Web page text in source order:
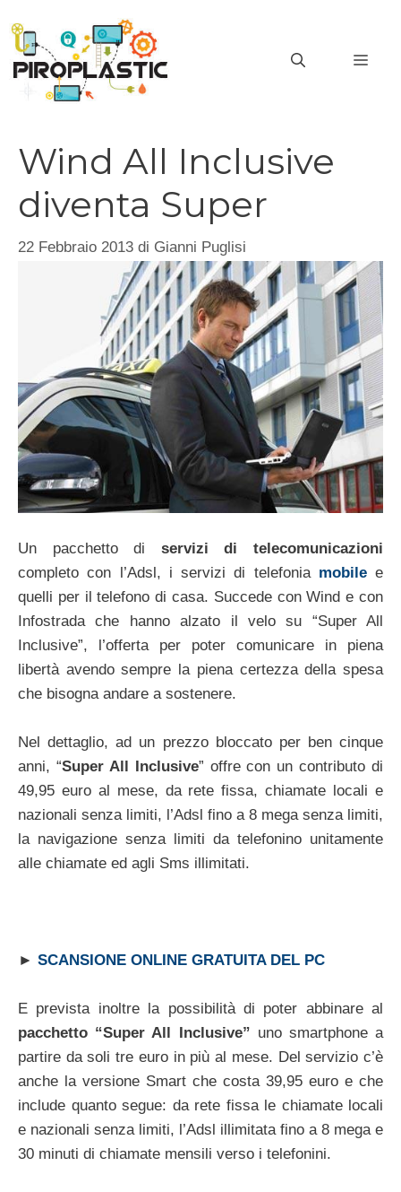
contenuto
Wind All Inclusive
diventa Super
22 Febbraio 2013 di Gianni Puglisi
Un pacchetto di servizi di telecomunicazioni
completo con l’Adsl, i servizi di telefonia mobilee
quelli per il telefono di casa. Succede con Wind e con
Infostrada che hanno alzato il velo su “Super All
Inclusive”, l’offerta per poter comunicare in piena
libertà avendo sempre la piena certezza della spesa
che bisogna andare a sostenere.
Nel dettaglio, ad un prezzo bloccato per ben cinque
anni, “Super All Inclusive” offre con un contributo di
49,95 euro al mese, da rete fissa, chiamate locali e
nazionali senza limiti, l’Adsl fino a 8 mega senza limiti,
la navigazione senza limiti da telefonino unitamente
alle chiamate ed agli Sms illimitati.
► SCANSIONE ONLINE GRATUITA DEL PC
E prevista inoltre la possibilità di poter abbinare al
pacchetto “Super All Inclusive” uno smartphone a
partire da soli tre euro in più al mese. Del servizio c’è
anche la versione Smart che costa 39,95 euro e che
include quanto segue: da rete fissa le chiamate locali
e nazionali senza limiti, l’Adsl illimitata fino a 8 mega e
30 minuti di chiamate mensili verso i telefonini.